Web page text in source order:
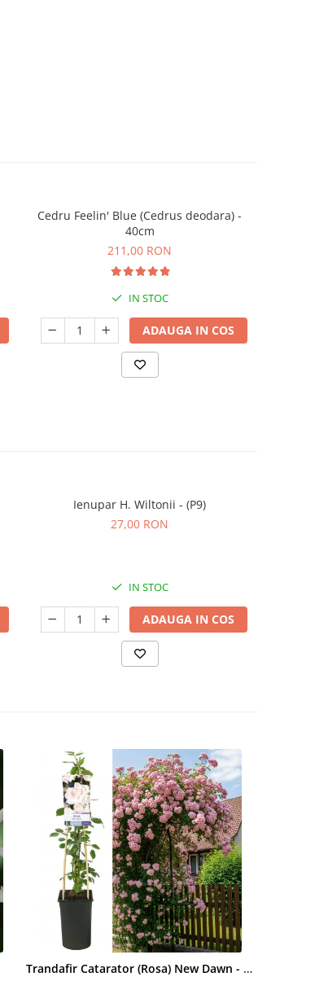
Cedru Feelin' Blue (Cedrus deodara) -
40cm
211,00 RON
IN STOC
ADAUGA IN COS
Ienupar H. Wiltonii - (P9)
27,00 RON
IN STOC
ADAUGA IN COS
Trandafir Catarator (Rosa) New Dawn - 75cm